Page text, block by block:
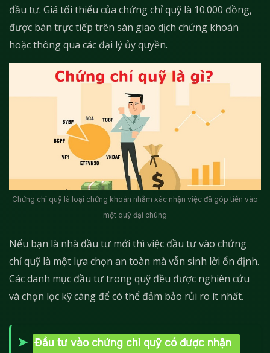
đầu tư. Giá tối thiểu của chứng chỉ quỹ là 10.000 đồng,
được bán trực tiếp trên sàn giao dịch chứng khoán
hoặc thông qua các đại lý ủy quyền.
Chứng chỉ quỹ là loại chứng khoán nhằm xác nhận việc đã góp tiền vào
một quỹ đại chúng
Nếu bạn là nhà đầu tư mới thì việc đầu tư vào chứng
chỉ quỹ là một lựa chọn an toàn mà vẫn sinh lời ổn định.
Các danh mục đầu tư trong quỹ đều được nghiên cứu
và chọn lọc kỹ càng để có thể đảm bảo rủi ro ít nhất.
Đầu tư vào chứng chỉ quỹ có được nhận